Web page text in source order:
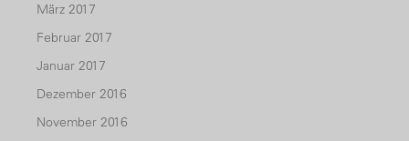
März 2017
Februar 2017
Januar 2017
Dezember 2016
November 2016